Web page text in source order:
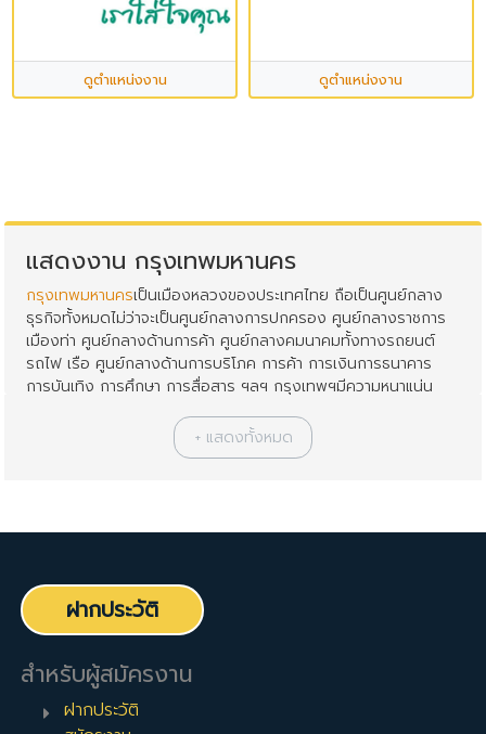
ดูตำแหน่งงาน ดูตำแหน่งงาน
แสดงงาน กรุงเทพมหานคร
กรุงเทพมหานครเป็นเมืองหลวงของประเทศไทย ถือเป็นศูนย์กลาง
ธุรกิจทั้งหมดไม่ว่าจะเป็นศูนย์กลางการปกครอง ศูนย์กลางราชการ
เมืองท่า ศูนย์กลางด้านการค้า ศูนย์กลางคมนาคมทั้งทางรถยนต์
รถไฟ เรือ ศูนย์กลางด้านการบริโภค การค้า การเงินการธนาคาร
การบันเทิง การศึกษา การสื่อสาร ฯลฯ กรุงเทพฯมีความหนาแน่น
เจริญเข้าถึงแทบทุกพื้นที่ เศรษฐกิจของกรุงเทพฯจึงถือว่าสูงที่สุดใน
ประเทศไทย เมื่อเป็นศูนย์กลางของธุรกิจทุกอย่าง จึงมีตำแหน่งงาน
อโศก
งานตามสายรถไฟฟ้า BTS
BestjobInTh Team
ฝากประวัติ
สำหรับผู้สมัครงาน
ฝากประวัติ